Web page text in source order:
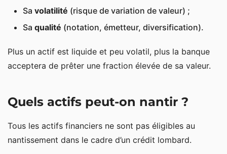
Sa volatilité (risque de variation de valeur) ;
Sa qualité (notation, émetteur, diversification).
Plus un actif est liquide et peu volatil, plus la banque
acceptera de prêter une fraction élevée de sa valeur.
Quels actifs peut-on nantir ?
Tous les actifs financiers ne sont pas éligibles au
nantissement dans le cadre d’un crédit lombard.